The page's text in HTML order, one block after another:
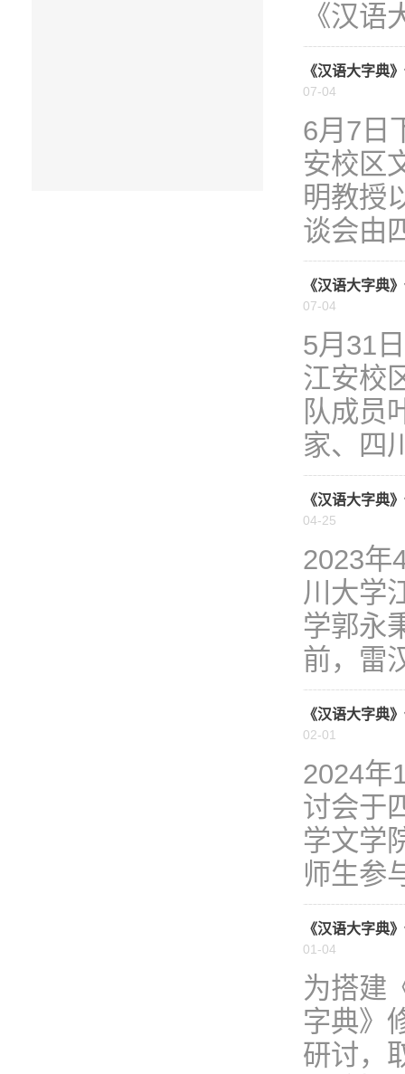
《汉
《汉语大字典
07-04
6月7日
安校区
明教授
谈会由
《汉语大字典
07-04
5月31
江安校
队成员
家、四
《汉语大字典
04-25
2023年
川大学
学郭永
前，雷
《汉语大字典
02-01
2024年
讨会于
学文学
师生参
《汉语大字典
01-04
为搭建
字典》
研讨，